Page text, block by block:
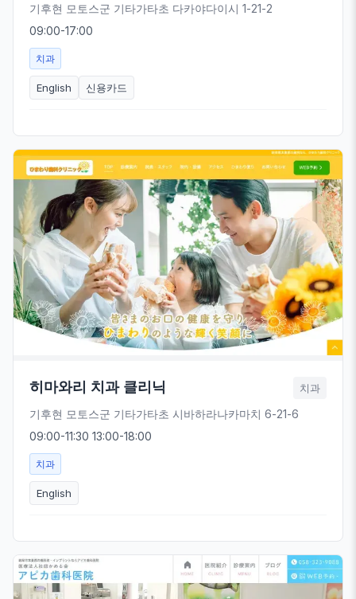
기후현 모토스군 기타가타초 다카야다이시 1-21-2
09:00-17:00
치과
English 신용카드
히마와리 치과 클리닉 치과
기후현 모토스군 기타가타초 시바하라나카마치 6-21-6
09:00-11:30 13:00-18:00
치과
English